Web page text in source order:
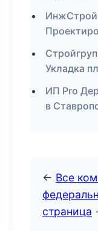
Укладка
ИП Pro
в
← Все
страница